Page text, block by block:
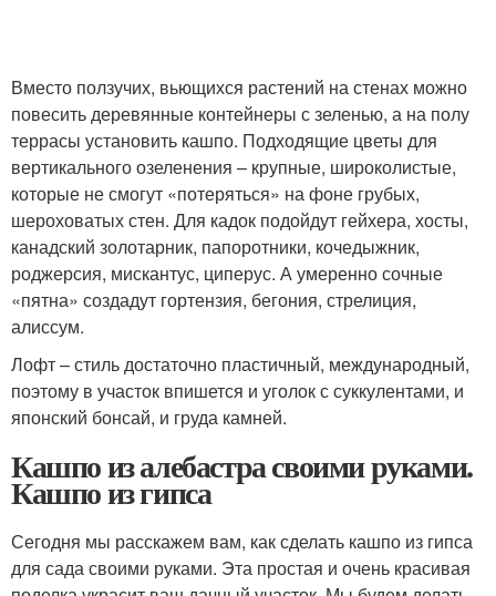
Вместо ползучих, вьющихся растений на стенах можно
повесить деревянные контейнеры с зеленью, а на полу
террасы установить кашпо. Подходящие цветы для
вертикального озеленения – крупные, широколистые,
которые не смогут «потеряться» на фоне грубых,
шероховатых стен. Для кадок подойдут гейхера, хосты,
канадский золотарник, папоротники, кочедыжник,
роджерсия, мискантус, циперус. А умеренно сочные
«пятна» создадут гортензия, бегония, стрелиция,
алиссум.
Лофт – стиль достаточно пластичный, международный,
поэтому в участок впишется и уголок с суккулентами, и
японский бонсай, и груда камней.
Кашпо из алебастра своими руками.
Кашпо из гипса
Сегодня мы расскажем вам, как сделать кашпо из гипса
для сада своими руками. Эта простая и очень красивая